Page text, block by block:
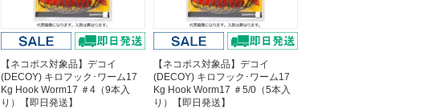
【ネコポス対象品】デコイ
(DECOY) キロフック･ワーム17
Kg Hook Worm17 ＃4（9本入
り）【即日発送】
【ネコポス対象品】デコイ
(DECOY) キロフック･ワーム17
Kg Hook Worm17 ＃5/0（5本入
り）【即日発送】